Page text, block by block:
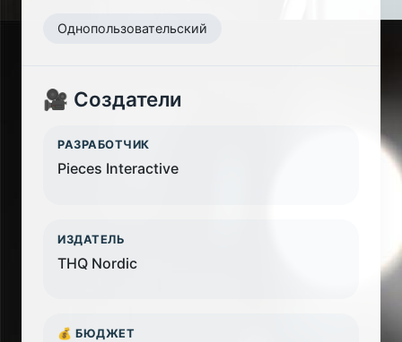
Однопользовательский
🎥 Создатели
РАЗРАБОТЧИК
Pieces Interactive
ИЗДАТЕЛЬ
THQ Nordic
💰 БЮДЖЕТ